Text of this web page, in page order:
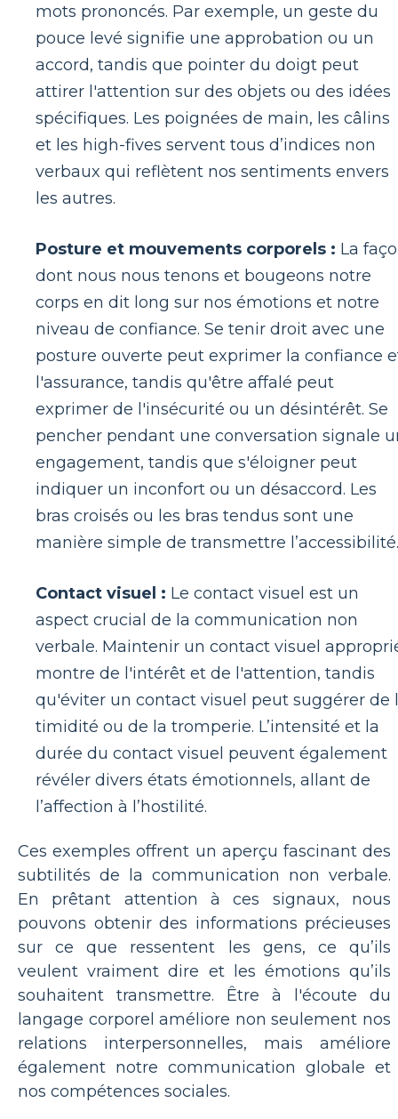
mots prononcés. Par exemple, un geste du
pouce levé signifie une approbation ou un
accord, tandis que pointer du doigt peut
attirer l'attention sur des objets ou des idées
spécifiques. Les poignées de main, les câlins
et les high-fives servent tous d’indices non
verbaux qui reflètent nos sentiments envers
les autres.
Posture et mouvements corporels : La
dont nous nous tenons et bougeons notre
corps en dit long sur nos émotions et notre
niveau de confiance. Se tenir droit avec une
posture ouverte peut exprimer la confiance
l'assurance, tandis qu'être affalé peut
exprimer de l'insécurité ou un désintérêt. Se
pencher pendant une conversation signale
engagement, tandis que s'éloigner peut
indiquer un inconfort ou un désaccord. Les
bras croisés ou les bras tendus sont une
manière simple de transmettre l’accessibilité.
Contact visuel : Le contact visuel est un
aspect crucial de la communication non
verbale. Maintenir un contact visuel
montre de l'intérêt et de l'attention, tandis
qu'éviter un contact visuel peut suggérer de
timidité ou de la tromperie. L’intensité et la
durée du contact visuel peuvent également
révéler divers états émotionnels, allant de
l’affection à l’hostilité.
Ces exemples offrent un aperçu fascinant des
subtilités de la communication non verbale.
En prêtant attention à ces signaux, nous
pouvons obtenir des informations précieuses
sur ce que ressentent les gens, ce qu’ils
veulent vraiment dire et les émotions qu’ils
souhaitent transmettre. Être à l'écoute du
langage corporel améliore non seulement nos
relations interpersonnelles, mais améliore
également notre communication globale et
nos compétences sociales.